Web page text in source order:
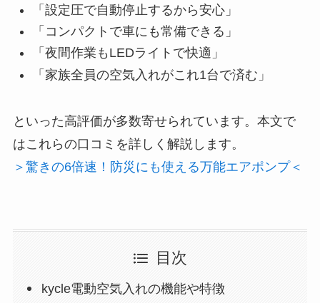
「設定圧で自動停止するから安心」
「コンパクトで車にも常備できる」
「夜間作業もLEDライトで快適」
「家族全員の空気入れがこれ1台で済む」
といった高評価が多数寄せられています。本文で
はこれらの口コミを詳しく解説します。
＞驚きの6倍速！防災にも使える万能エアポンプ＜
目次
kycle電動空気入れの機能や特徴